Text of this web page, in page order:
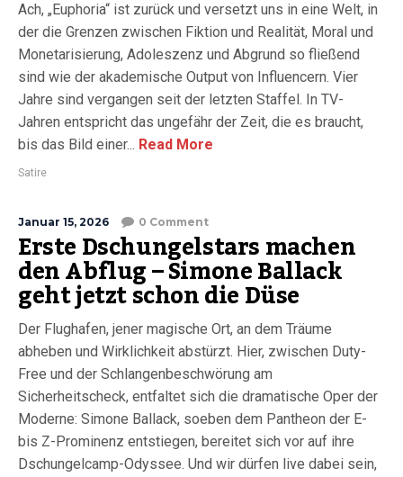
Ach, „Euphoria“ ist zurück und versetzt uns in eine Welt, in
der die Grenzen zwischen Fiktion und Realität, Moral und
Monetarisierung, Adoleszenz und Abgrund so fließend
sind wie der akademische Output von Influencern. Vier
Jahre sind vergangen seit der letzten Staffel. In TV-
Jahren entspricht das ungefähr der Zeit, die es braucht,
bis das Bild einer... Read More
Satire
Januar 15, 2026 0 Comment
Erste Dschungelstars machen
den Abflug – Simone Ballack
geht jetzt schon die Düse
Der Flughafen, jener magische Ort, an dem Träume
abheben und Wirklichkeit abstürzt. Hier, zwischen Duty-
Free und der Schlangenbeschwörung am
Sicherheitscheck, entfaltet sich die dramatische Oper der
Moderne: Simone Ballack, soeben dem Pantheon der E-
bis Z-Prominenz entstiegen, bereitet sich vor auf ihre
Dschungelcamp-Odyssee. Und wir dürfen live dabei sein,